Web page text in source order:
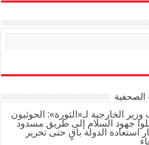
الصحفية
وزير الخارجية لـ«الثورة»: الحوثيون
جهود السلام إلى طريق مسدود
استعادة الدولة باقٍ حتى تحرير